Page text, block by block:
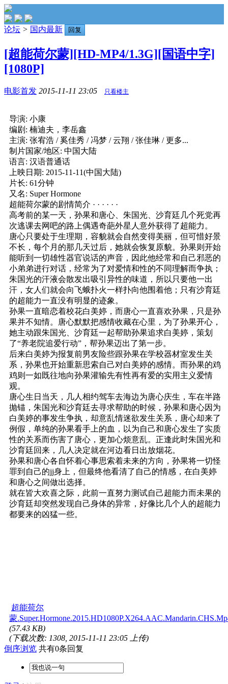
论坛 > 国内最新 回复
[超能荷尔蒙][HD-MP4/1.3G][国语中字]
[1080P]
电影首发 2015-11-11 23:05 只看楼主
导演: 小康
编剧: 楠迪夫，李岳鑫
主演: 张宥浩 / 奚佳秀 / 冯梦 / 云翔 / 张佳琳 / 更多...
制片国家/地区: 中国大陆
语言: 汉语普通话
上映日期: 2015-11-11(中国大陆)
片长: 61分钟
又名: Super Hormone
超能荷尔蒙的剧情简介 · · · · · ·
高考前的某一天，孙果和唐心、朱国光、沙育廷几个死党再
次逃课去网吧的路上偶遇奇葩外星人意外获得了超能力。
唐心只要处于生理期，容貌就会自然变得美丽，但可惜好景
不长，每个月的那几天过后，她就会恢复原貌。孙果则开始
能听到一切雄性器官说话的声音，因此他经常和自己邪恶的
小弟弟进行对话，经常为了对爱情和性的不同理解而争执；
朱国光的汗液会散发出吸引异性的味道，所以只要他一出
汗，女人们就会向飞蛾扑火一样扑向他围着他；只有沙育廷
的超能力一直没有明显的迹象。
孙果一直暗恋着校花白美婷，而唐心一直喜欢孙果，只是孙
果并不知情。唐心默默把感情收藏在心里，为了孙果开心，
她主动跟朱国光、沙育廷一起帮助孙果追求白美婷，策划
了“养老院追爱行动”，帮孙果迈出了第一步。
后来白美婷为报复前男友险些跟孙果在学校器材室发生关
系，孙果也开始重新思索自己对白美婷的感情。而孙果的鸡
鸡则一如既往地向孙果灌输先有性再有爱的实用主义爱情
观。
唐心生日当天，几人相约驾车去海边为唐心庆生，车在半路
抛锚，朱国光和沙育廷去寻求帮助的时候，孙果和唐心因为
白美婷的事发生争执，却意乱情迷欲发生关系，唐心却来了
例假，单纯的孙果看手上的血，以为自己和唐心发生了实质
性的关系而伤害了唐心，更加心烦意乱。正逢此时朱国光和
沙育廷回来，几人决定就在河边看日出放烟花。
孙果和唐心各自怀着心事思索着未来的方向，孙果将一切怪
罪到自己的jj身上，但最终他看清了自己的情感，在白美婷
和唐心之间做出选择。
就在皆大欢喜之际，此前一直努力测试自己超能力而未果的
沙育廷却突然发现自己身体的异常，好像比几个人的超能力
都要来的凶猛一些。
超能荷尔
蒙
(57.43 KB)
(下载次数: 1308, 2015-11-11 23:05 上传)
倒序浏览 共有0条回复